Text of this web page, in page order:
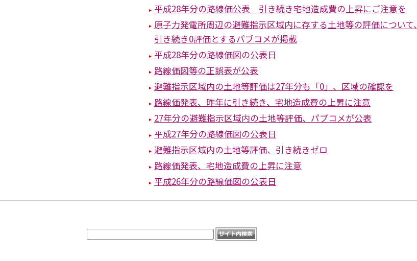
平成28年分の路線価公表 引き続き宅地造成費の上昇にご注意を
原子力発電所周辺の避難指示区域内に存する土地等の評価について、
引き続き0評価とするパブコメが掲載
平成28年分の路線価図の公表日
路線価図等の正誤表が公表
避難指示区域内の土地等評価は27年分も「0」、区域の確認を
路線価発表、昨年に引き続き、宅地造成費の上昇に注意
27年分の避難指示区域内の土地等評価、パブコメが公表
平成27年分の路線価図の公表日
避難指示区域内の土地等評価、引き続きゼロ
路線価発表、宅地造成費の上昇に注意
平成26年分の路線価図の公表日